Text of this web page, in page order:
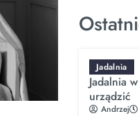
Jadalnia
Jadalnia
urządzić
Andrzej